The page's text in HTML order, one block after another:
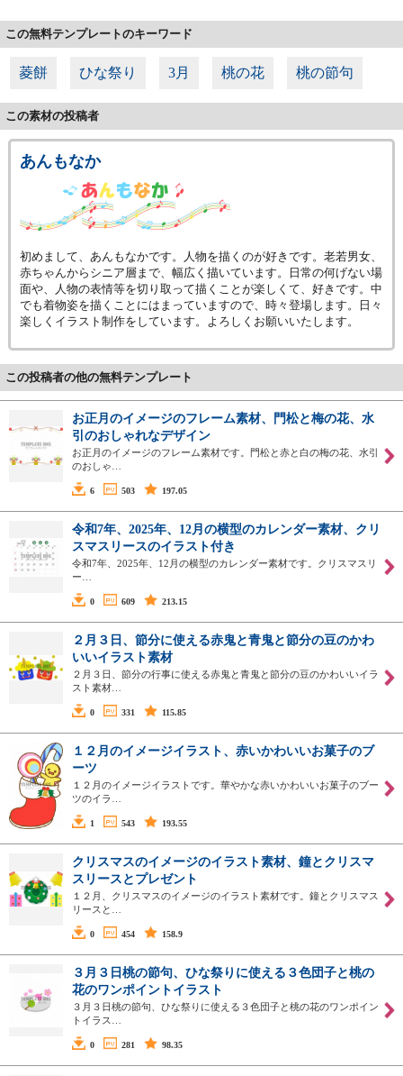
この無料テンプレートのキーワード
菱餅 ひな祭り 3月 桃の花 桃の節句
この素材の投稿者
あんもなか
初めまして、あんもなかです。人物を描くのが好きです。老若男女、
赤ちゃんからシニア層まで、幅広く描いています。日常の何げない場
面や、人物の表情等を切り取って描くことが楽しくて、好きです。中
でも着物姿を描くことにはまっていますので、時々登場します。日々
楽しくイラスト制作をしています。よろしくお願いいたします。
この投稿者の他の無料テンプレート
お正月のイメージのフレーム素材、門松と梅の花、水
引のおしゃれなデザイン
お正月のイメージのフレーム素材です。門松と赤と白の梅の花、水引
のおしゃ…
6 503 197.05
令和7年、2025年、12月の横型のカレンダー素材、クリ
スマスリースのイラスト付き
令和7年、2025年、12月の横型のカレンダー素材です。クリスマスリ
ー…
0 609 213.15
２月３日、節分に使える赤鬼と青鬼と節分の豆のかわ
いいイラスト素材
２月３日、節分の行事に使える赤鬼と青鬼と節分の豆のかわいいイラ
スト素材…
0 331 115.85
１２月のイメージイラスト、赤いかわいいお菓子のブ
ーツ
１２月のイメージイラストです。華やかな赤いかわいいお菓子のブー
ツのイラ…
1 543 193.55
クリスマスのイメージのイラスト素材、鐘とクリスマ
スリースとプレゼント
１２月、クリスマスのイメージのイラスト素材です。鐘とクリスマス
リースと…
0 454 158.9
３月３日桃の節句、ひな祭りに使える３色団子と桃の
花のワンポイントイラスト
３月３日桃の節句、ひな祭りに使える３色団子と桃の花のワンポイン
トイラス…
0 281 98.35